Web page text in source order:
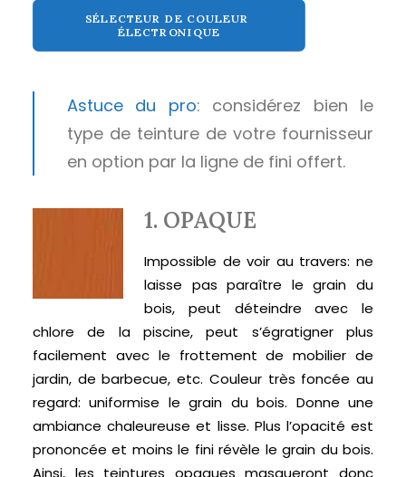
SÉLECTEUR DE COULEUR
ÉLECTRONIQUE
Astuce du pro: considérez bien le
type de teinture de votre fournisseur
en option par la ligne de fini offert.
1. OPAQUE
Impossible de voir au travers: ne
laisse pas paraître le grain du
bois, peut déteindre avec le
chlore de la piscine, peut s’égratigner plus
facilement avec le frottement de mobilier de
jardin, de barbecue, etc. Couleur très foncée au
regard: uniformise le grain du bois. Donne une
ambiance chaleureuse et lisse. Plus l’opacité est
prononcée et moins le fini révèle le grain du bois.
Ainsi, les teintures opaques masqueront donc